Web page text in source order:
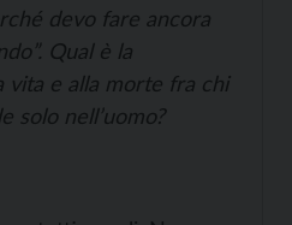
devo fare ancora
Qual è la
vita e alla morte fra chi
solo nell’uomo?